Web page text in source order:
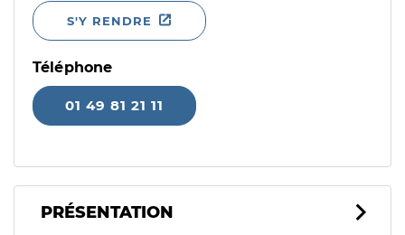
S'Y RENDRE
Téléphone
01 49 81 21 11
PRÉSENTATION